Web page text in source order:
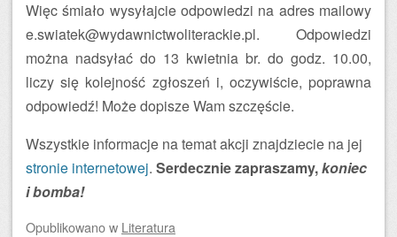
Więc śmiało wysyłajcie odpowiedzi na adres mailowy
e.swiatek@wydawnictwoliterackie.pl. Odpowiedzi
można nadsyłać do 13 kwietnia br. do godz. 10.00,
liczy się kolejność zgłoszeń i, oczywiście, poprawna
odpowiedź! Może dopisze Wam szczęście.
Wszystkie informacje na temat akcji znajdziecie na jej
stronie internetowej. Serdecznie zapraszamy,koniec
i bomba!
Opublikowanow Literatura